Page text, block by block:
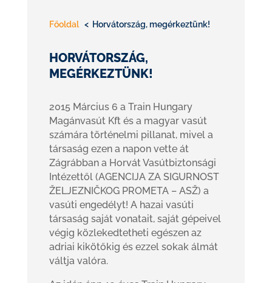
Főoldal < Horvátország, megérkeztünk!
HORVÁTORSZÁG,
MEGÉRKEZTÜNK!
2015 Március 6 a Train Hungary
Magánvasút Kft és a magyar vasút
számára történelmi pillanat, mivel a
társaság ezen a napon vette át
Zágrábban a Horvát Vasútbiztonsági
Intézettől (AGENCIJA ZA SIGURNOST
ŽELJEZNIČKOG PROMETA – ASŽ) a
vasúti engedélyt! A hazai vasúti
társaság saját vonatait, saját gépeivel
végig közlekedtetheti egészen az
adriai kikötőkig és ezzel sokak álmát
váltja valóra.